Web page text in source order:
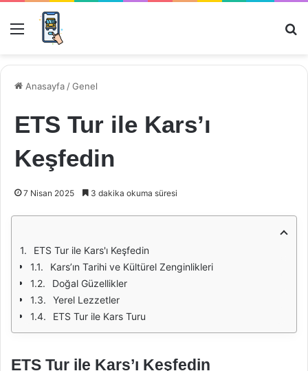
Menü
Anasayfa /Genel
ETS Tur ile Kars’ı
Keşfedin
7 Nisan 2025 3 dakika okuma süresi
ETS Tur ile Kars'ı Keşfedin
Kars’ın Tarihi ve Kültürel Zenginlikleri
Doğal Güzellikler
Yerel Lezzetler
ETS Tur ile Kars Turu
ETS Tur ile Kars’ı Keşfedin